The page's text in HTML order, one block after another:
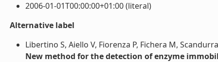
2006-01-01T00:00:00+01:00 (literal)
Alternative label
Libertino S, Aiello V, Fiorenza P, Fichera M,
New method for the detection of enzyme